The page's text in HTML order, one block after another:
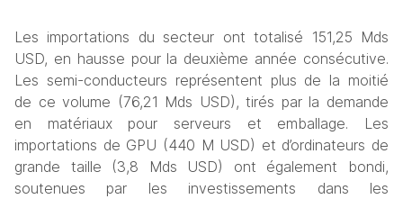
Les importations du secteur ont totalisé 151,25 Mds
USD, en hausse pour la deuxième année consécutive.
Les semi-conducteurs représentent plus de la moitié
de ce volume (76,21 Mds USD), tirés par la demande
en matériaux pour serveurs et emballage. Les
importations de GPU (440 M USD) et d’ordinateurs de
grande taille (3,8 Mds USD) ont également bondi,
soutenues par les investissements dans les